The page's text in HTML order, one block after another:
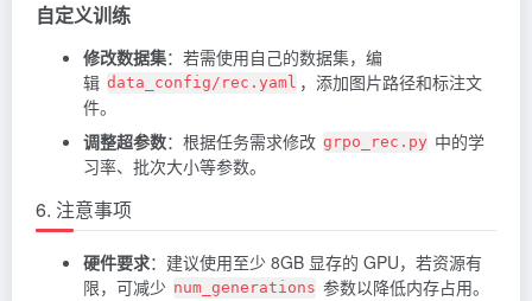
自定义训练
修改数据集：若需使用自己的数据集，编
辑 data_config/rec.yaml ，添加图片路径和标注文
件。
调整超参数：根据任务需求修改 grpo_rec.py 中的学
习率、批次大小等参数。
6. 注意事项
硬件要求：建议使用至少 8GB 显存的 GPU，若资源有
限，可减少 num_generations 参数以降低内存占用。